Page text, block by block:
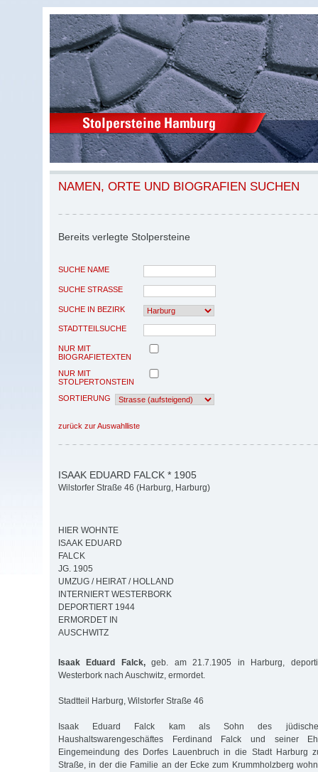
NAMEN, ORTE UND BIOGRAFIEN SUCHEN
Bereits verlegte Stolpersteine
SUCHE NAME
SUCHE STRASSE
SUCHE IN BEZIRK
STADTTEILSUCHE
NUR MIT
BIOGRAFIETEXTEN
NUR MIT
STOLPERTONSTEIN
SORTIERUNG
zurück zur Auswahlliste
ISAAK EDUARD FALCK * 1905
Wilstorfer Straße 46 (Harburg, Harburg)
HIER WOHNTE
ISAAK EDUARD
FALCK
JG. 1905
UMZUG / HEIRAT / HOLLAND
INTERNIERT WESTERBORK
DEPORTIERT 1944
ERMORDET IN
AUSCHWITZ
Isaak Eduard Falck,geb. am 21.7.1905 in Harburg,
Westerbork nach Auschwitz, ermordet.
Stadtteil Harburg, Wilstorfer Straße 46
Isaak Eduard Falck kam als Sohn des
Haushaltswarengeschäftes Ferdinand Falck und seiner
Eingemeindung des Dorfes Lauenbruch in die Stadt Harburg
Straße, in der die Familie an der Ecke zum Krummholzberg